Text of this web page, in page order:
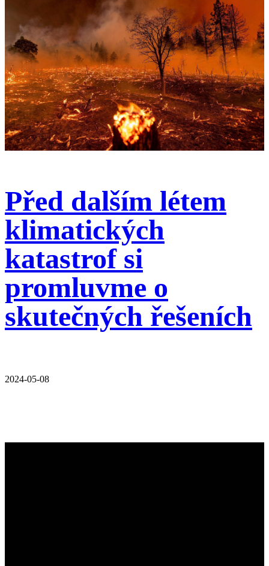
Před dalším létem
klimatických
katastrof si
promluvme o
skutečných řešeních
2024-05-08